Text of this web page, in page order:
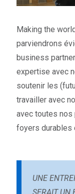
Making the
parviendrons
business
expertise avec
soutenir les
travailler avec
avec toutes nos
foyers durables
UNE